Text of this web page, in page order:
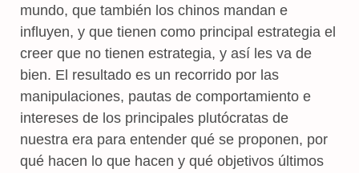
mundo, que también los chinos mandan e
influyen, y que tienen como principal estrategia el
creer que no tienen estrategia, y así les va de
bien. El resultado es un recorrido por las
manipulaciones, pautas de comportamiento e
intereses de los principales plutócratas de
nuestra era para entender qué se proponen, por
qué hacen lo que hacen y qué objetivos últimos